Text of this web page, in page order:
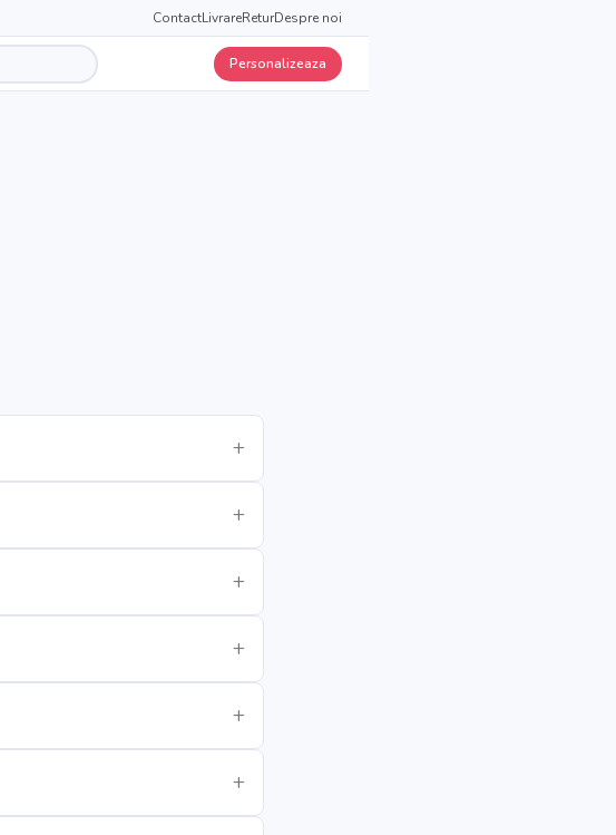
ContactLivrareReturDespre noi
Personalizeaza